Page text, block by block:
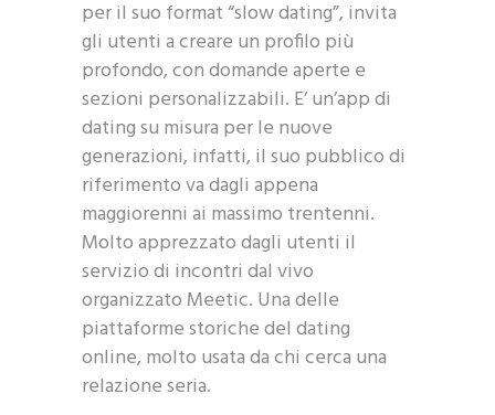
per il suo format “slow dating”, invita
gli utenti a creare un profilo più
profondo, con domande aperte e
sezioni personalizzabili. E’ un’app di
dating su misura per le nuove
generazioni, infatti, il suo pubblico di
riferimento va dagli appena
maggiorenni ai massimo trentenni.
Molto apprezzato dagli utenti il
servizio di incontri dal vivo
organizzato Meetic. Una delle
piattaforme storiche del dating
online, molto usata da chi cerca una
relazione seria.